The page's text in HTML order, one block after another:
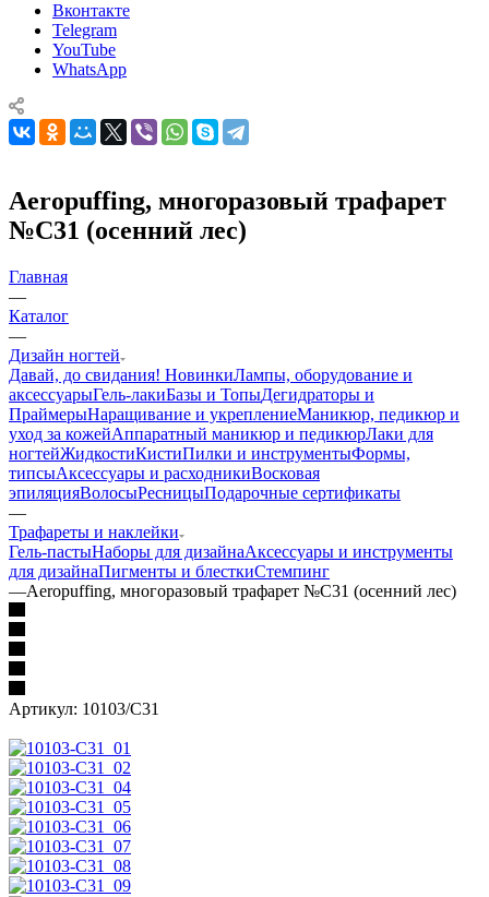
Вконтакте
Telegram
YouTube
WhatsApp
Aeropuffing, многоразовый трафарет
№С31 (осенний лес)
Главная
—
Каталог
—
Дизайн ногтей
Давай, до свидания! НовинкиЛампы, оборудование и
аксессуарыГель-лакиБазы и ТопыДегидраторы и
ПраймерыНаращивание и укреплениеМаникюр, педикюр и
уход за кожейАппаратный маникюр и педикюрЛаки для
ногтейЖидкостиКистиПилки и инструментыФормы,
типсыАксессуары и расходникиВосковая
эпиляцияВолосыРесницыПодарочные сертификаты
—
Трафареты и наклейки
Гель-пастыНаборы для дизайнаАксессуары и инструменты
для дизайнаПигменты и блесткиСтемпинг
—Aeropuffing, многоразовый трафарет №С31 (осенний лес)
Артикул: 10103/C31